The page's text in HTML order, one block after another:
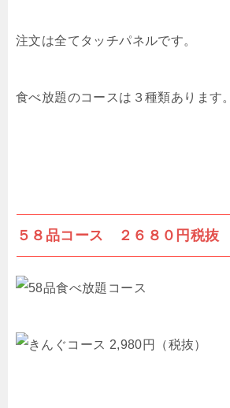
注文は全てタッチパネルです。
食べ放題のコースは３種類あります。
５８品コース ２６８０円税抜